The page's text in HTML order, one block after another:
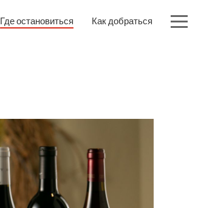
Где остановиться Как добраться